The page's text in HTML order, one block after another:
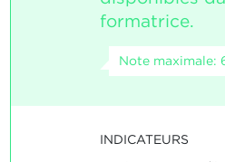
formatrice.
Note maximale:
INDICATEURS